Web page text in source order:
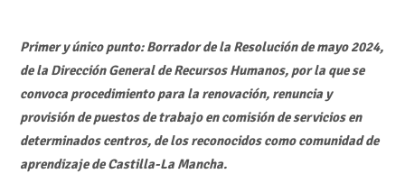
Primer y único punto: Borrador de la Resolución de mayo 2024,
de la Dirección General de Recursos Humanos, por la que se
convoca procedimiento para la renovación, renuncia y
provisión de puestos de trabajo en comisión de servicios en
determinados centros, de los reconocidos como comunidad de
aprendizaje de Castilla-La Mancha.